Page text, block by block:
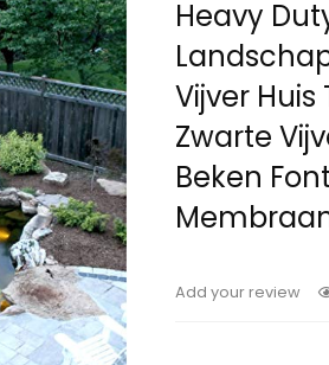
Heavy
Vijver
Zwarte
Beken
Add your review